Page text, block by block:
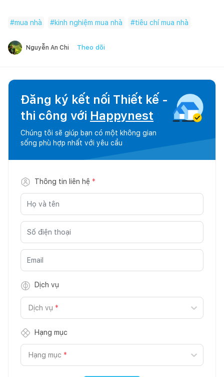
#mua nhà #kinh nghiệm mua nhà #tiêu chí mua nhà
Nguyễn An Chi Theo dõi
Đăng ký kết nối Thiết kế -
thi công với Happynest
Chúng tôi sẽ giúp bạn có một không gian
sống phù hợp nhất với yêu cầu
Thông tin liên hệ *
Dịch vụ
Dịch vụ *
Hạng mục
Hạng mục *